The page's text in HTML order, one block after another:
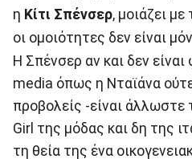
η Κίτι Σπένσερ, μοιάζει με
οι ομοιότητες δεν είναι
Η Σπένσερ αν και δεν
media όπως η Νταϊάνα
προβολείς -είναι
Girl της μόδας και δη της
τη θεία της ένα